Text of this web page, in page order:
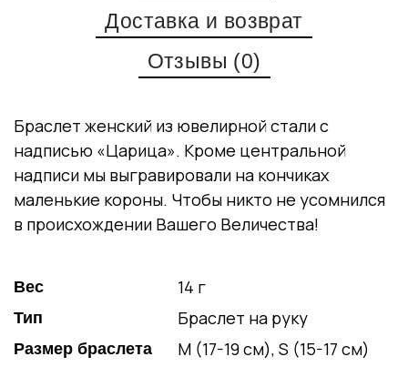
Доставка и возврат
Отзывы (0)
Браслет женский из ювелирной стали с
надписью «Царица». Кроме центральной
надписи мы выгравировали на кончиках
маленькие короны. Чтобы никто не усомнился
в происхождении Вашего Величества!
Вес 14 г
Тип Браслет на руку
Размер браслета M (17-19 см), S (15-17 см)